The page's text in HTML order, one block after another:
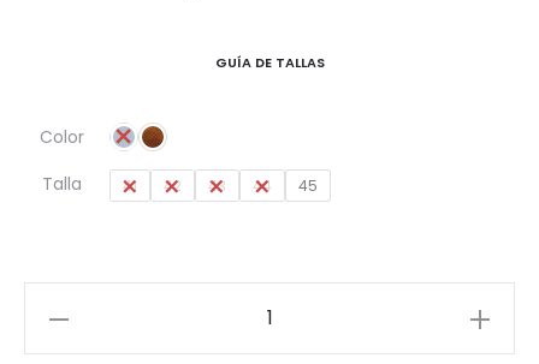
GUÍA DE TALLAS
Color
Talla
41 42 43 44 45